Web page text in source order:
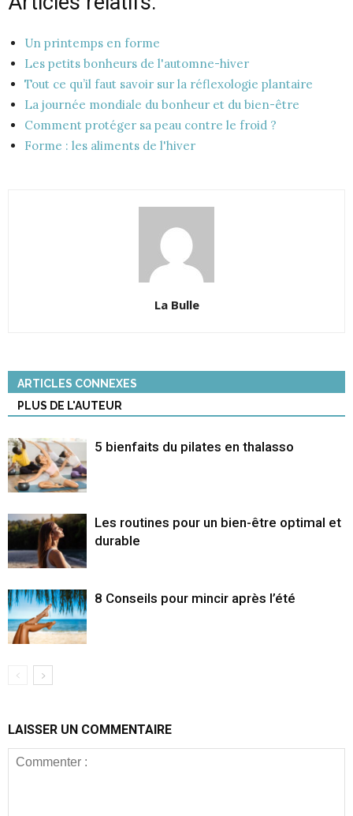
Un printemps en forme
Les petits bonheurs de l'automne-hiver
Tout ce qu’il faut savoir sur la réflexologie plantaire
La journée mondiale du bonheur et du bien-être
Comment protéger sa peau contre le froid ?
Forme : les aliments de l'hiver
La Bulle
ARTICLES CONNEXES
PLUS DE L'AUTEUR
5 bienfaits du pilates en thalasso
Les routines pour un bien-être optimal et
durable
8 Conseils pour mincir après l’été
LAISSER UN COMMENTAIRE